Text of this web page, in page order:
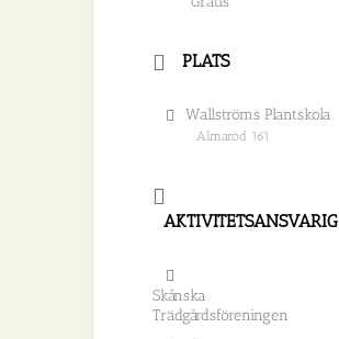
PLATS
Wallströms Plantskola
Almaröd 161
AKTIVITETSANSVARIG
Skånska
Trädgårdsföreningen